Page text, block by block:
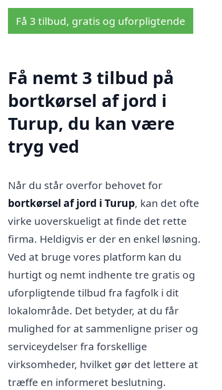
Få 3 tilbud, gratis og uforpligtende
Få nemt 3 tilbud på
bortkørsel af jord i
Turup, du kan være
tryg ved
Når du står overfor behovet for
bortkørsel af jord i Turup, kan det ofte
virke uoverskueligt at finde det rette
firma. Heldigvis er der en enkel løsning.
Ved at bruge vores platform kan du
hurtigt og nemt indhente tre gratis og
uforpligtende tilbud fra fagfolk i dit
lokalområde. Det betyder, at du får
mulighed for at sammenligne priser og
serviceydelser fra forskellige
virksomheder, hvilket gør det lettere at
træffe en informeret beslutning.